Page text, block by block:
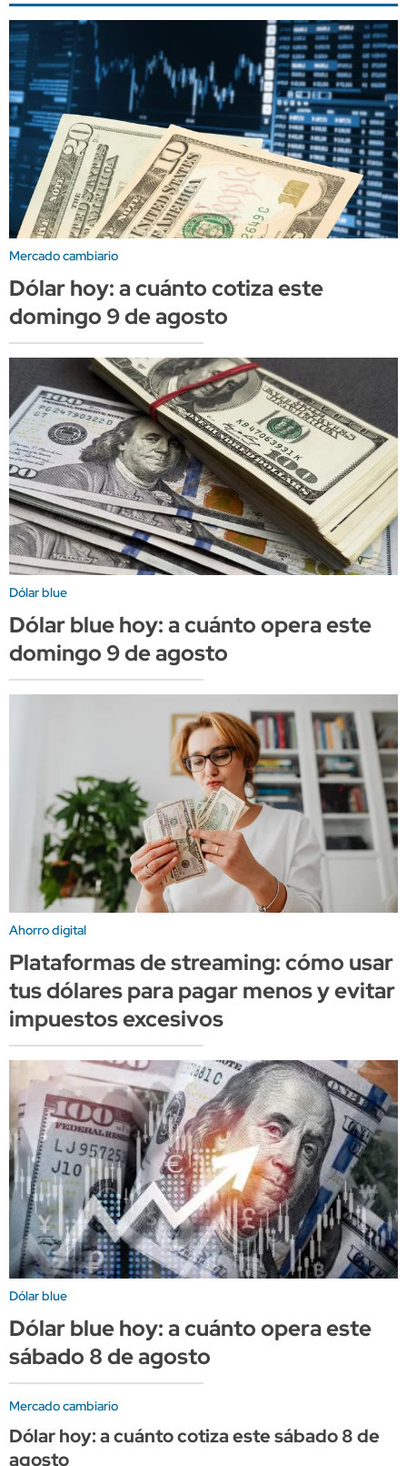
Mercado cambiario
Dólar hoy: a cuánto cotiza este
domingo 9 de agosto
Dólar blue
Dólar blue hoy: a cuánto opera este
domingo 9 de agosto
Ahorro digital
Plataformas de streaming: cómo usar
tus dólares para pagar menos y evitar
impuestos excesivos
Dólar blue
Dólar blue hoy: a cuánto opera este
sábado 8 de agosto
Mercado cambiario
Dólar hoy: a cuánto cotiza este sábado 8 de
agosto